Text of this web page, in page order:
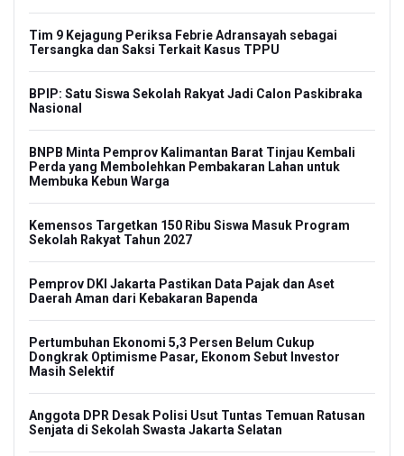
Tim 9 Kejagung Periksa Febrie Adransayah sebagai
Tersangka dan Saksi Terkait Kasus TPPU
BPIP: Satu Siswa Sekolah Rakyat Jadi Calon Paskibraka
Nasional
BNPB Minta Pemprov Kalimantan Barat Tinjau Kembali
Perda yang Membolehkan Pembakaran Lahan untuk
Membuka Kebun Warga
Kemensos Targetkan 150 Ribu Siswa Masuk Program
Sekolah Rakyat Tahun 2027
Pemprov DKI Jakarta Pastikan Data Pajak dan Aset
Daerah Aman dari Kebakaran Bapenda
Pertumbuhan Ekonomi 5,3 Persen Belum Cukup
Dongkrak Optimisme Pasar, Ekonom Sebut Investor
Masih Selektif
Anggota DPR Desak Polisi Usut Tuntas Temuan Ratusan
Senjata di Sekolah Swasta Jakarta Selatan